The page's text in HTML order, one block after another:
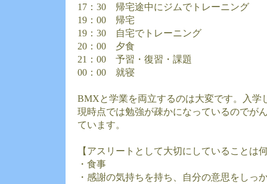
17：30 帰宅途中にジムでトレーニング
19：00 帰宅
19：30 自宅でトレーニング
20：00 夕食
21：00 予習・復習・課題
00：00 就寝
BMXと学業を両立するのは大変です。入学
現時点では勉強が疎かになっているのでが
ています。
【アスリートとして大切にしていることは
・食事
・感謝の気持ちを持ち、自分の意思をしっ